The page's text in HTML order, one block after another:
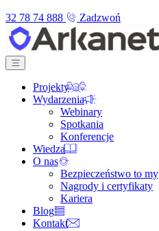
32 78 74 888
Zadzwoń
Projekty
Wydarzenia
Webinary
Spotkania
Konferencje
Wiedza
O nas
Bezpieczeństwo to my
Nagrody i certyfikaty
Kariera
Blog
Kontakt